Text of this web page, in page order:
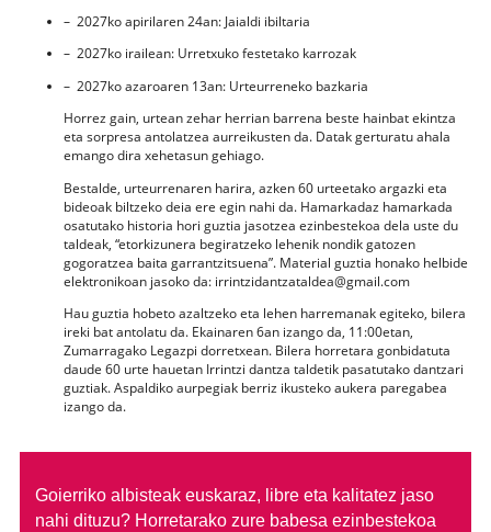
– 2027ko apirilaren 24an: Jaialdi ibiltaria
– 2027ko irailean: Urretxuko festetako karrozak
– 2027ko azaroaren 13an: Urteurreneko bazkaria
Horrez gain, urtean zehar herrian barrena beste hainbat ekintza
eta sorpresa antolatzea aurreikusten da. Datak gerturatu ahala
emango dira xehetasun gehiago.
Bestalde, urteurrenaren harira, azken 60 urteetako argazki eta
bideoak biltzeko deia ere egin nahi da. Hamarkadaz hamarkada
osatutako historia hori guztia jasotzea ezinbestekoa dela uste du
taldeak, “etorkizunera begiratzeko lehenik nondik gatozen
gogoratzea baita garrantzitsuena”. Material guztia honako helbide
elektronikoan jasoko da: irrintzidantzataldea@gmail.com
Hau guztia hobeto azaltzeko eta lehen harremanak egiteko, bilera
ireki bat antolatu da. Ekainaren 6an izango da, 11:00etan,
Zumarragako Legazpi dorretxean. Bilera horretara gonbidatuta
daude 60 urte hauetan Irrintzi dantza taldetik pasatutako dantzari
guztiak. Aspaldiko aurpegiak berriz ikusteko aukera paregabea
izango da.
Goierriko albisteak euskaraz, libre eta kalitatez jaso
nahi dituzu? Horretarako zure babesa ezinbestekoa